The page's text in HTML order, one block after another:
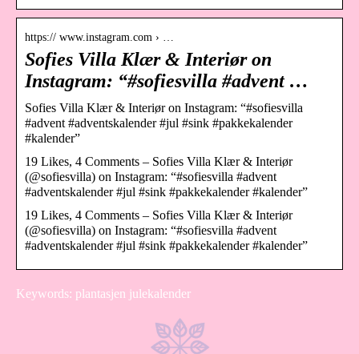
https:// www.instagram.com › …
Sofies Villa Klær & Interiør on
Instagram: “#sofiesvilla #advent …
Sofies Villa Klær & Interiør on Instagram: “#sofiesvilla
#advent #adventskalender #jul #sink #pakkekalender
#kalender”
19 Likes, 4 Comments – Sofies Villa Klær & Interiør
(@sofiesvilla) on Instagram: “#sofiesvilla #advent
#adventskalender #jul #sink #pakkekalender #kalender”
19 Likes, 4 Comments – Sofies Villa Klær & Interiør
(@sofiesvilla) on Instagram: “#sofiesvilla #advent
#adventskalender #jul #sink #pakkekalender #kalender”
Keywords: plantasjen julekalender